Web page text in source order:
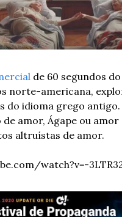
de 60 segundos do
norte-americana,
do idioma grego antigo.
amor, Ágape ou
altruístas de amor.
watch?v=-